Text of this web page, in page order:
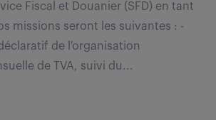
Fiscal et Douanier (SFD) en tant
missions seront les suivantes : -
de l'organisation
de TVA, suivi du...